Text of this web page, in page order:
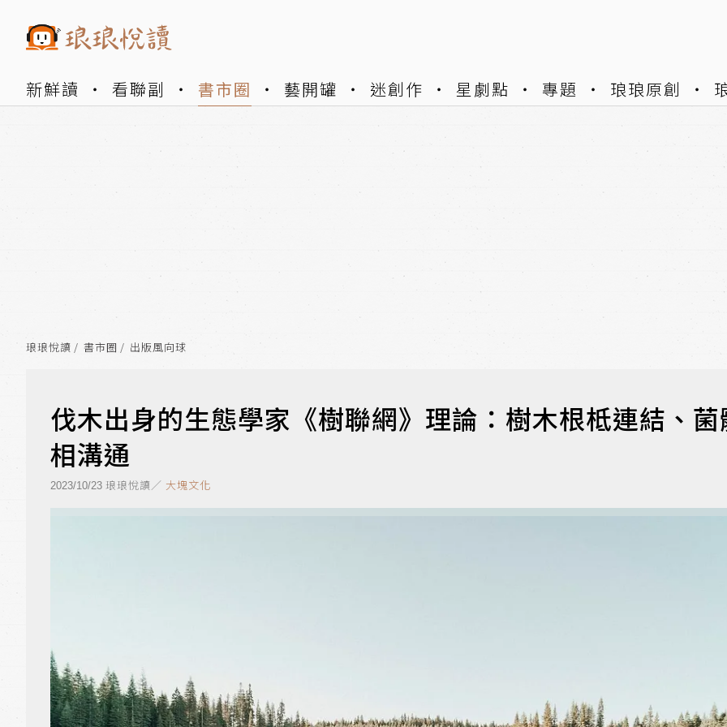
新鮮讀 看聯副 書市圈 藝開罐 迷創作 星劇點 專題 琅琅原創
琅琅悅讀 書市圈 出版風向球
伐木出身的生態學家《樹聯網》理論：樹木根柢連結、
相溝通
2023/10/23 琅琅悅讀／ 大塊文化